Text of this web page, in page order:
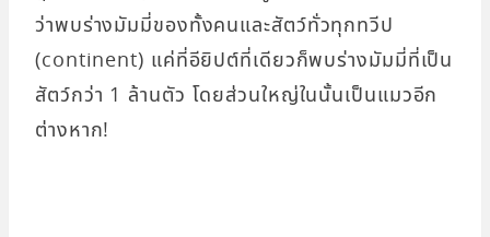
ว่าพบร่างมัมมี่ของทั้งคนและสัตว์ทั่วทุกทวีป
(continent) แค่ที่อียิปต์ที่เดียวก็พบร่างมัมมี่ที่เป็น
สัตว์กว่า 1 ล้านตัว โดยส่วนใหญ่ในนั้นเป็นแมวอีก
ต่างหาก!